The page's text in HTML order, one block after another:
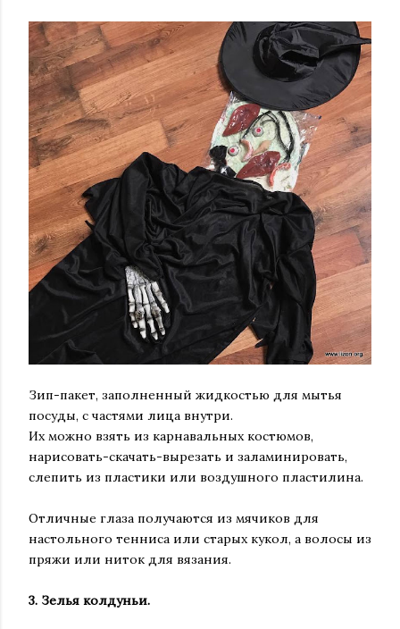
Зип-пакет, заполненный жидкостью для мытья
посуды, с частями лица внутри.
Их можно взять из карнавальных костюмов,
нарисовать-скачать-вырезать и заламинировать,
слепить из пластики или воздушного пластилина.
Отличные глаза получаются из мячиков для
настольного тенниса или старых кукол, а волосы из
пряжи или ниток для вязания.
3. Зелья колдуньи.